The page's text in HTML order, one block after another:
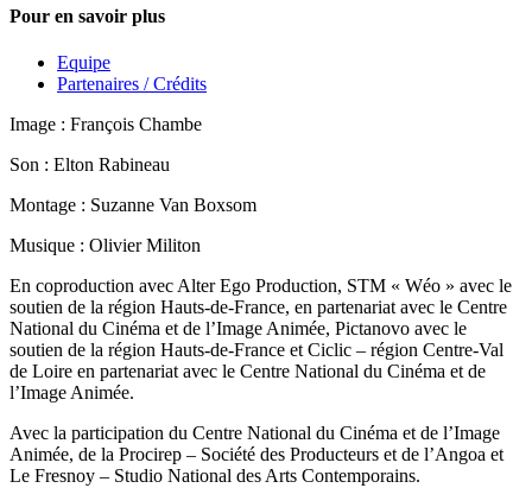
Pour en savoir plus
Equipe
Partenaires / Crédits
Image : François Chambe
Son : Elton Rabineau
Montage : Suzanne Van Boxsom
Musique : Olivier Militon
En coproduction avec Alter Ego Production, STM « Wéo » avec le
soutien de la région Hauts-de-France, en partenariat avec le Centre
National du Cinéma et de l’Image Animée, Pictanovo avec le
soutien de la région Hauts-de-France et Ciclic – région Centre-Val
de Loire en partenariat avec le Centre National du Cinéma et de
l’Image Animée.
Avec la participation du Centre National du Cinéma et de l’Image
Animée, de la Procirep – Société des Producteurs et de l’Angoa et
Le Fresnoy – Studio National des Arts Contemporains.